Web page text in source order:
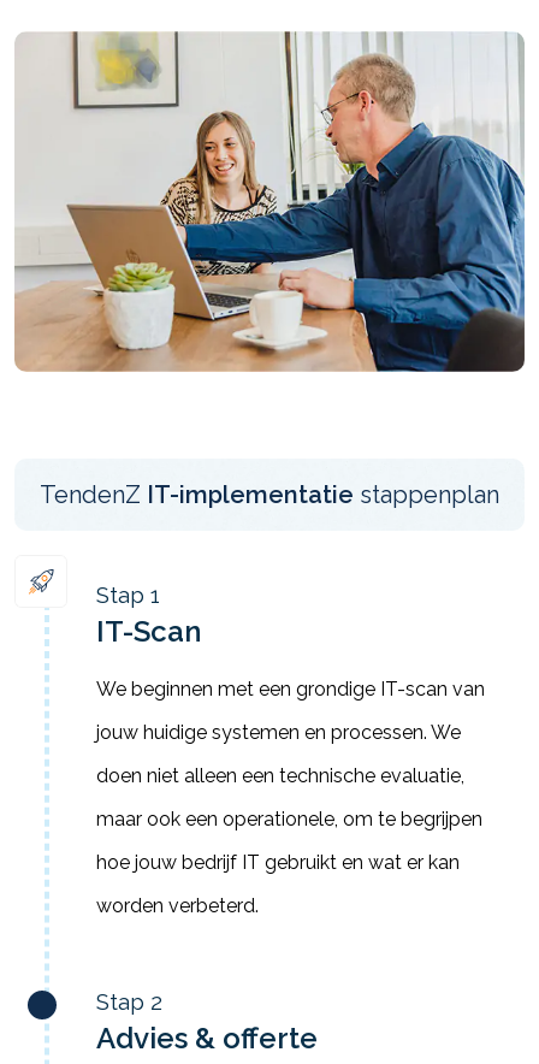
TendenZ IT-implementatie stappenplan
Stap 1
IT-Scan
We beginnen met een grondige IT-scan van
jouw huidige systemen en processen. We
doen niet alleen een technische evaluatie,
maar ook een operationele, om te begrijpen
hoe jouw bedrijf IT gebruikt en wat er kan
worden verbeterd.
Stap 2
Advies & offerte